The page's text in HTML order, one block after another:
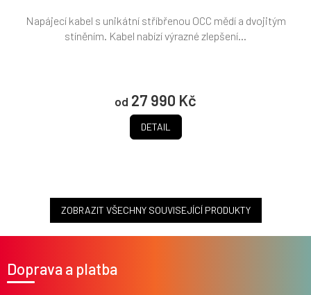
od 27 990 Kč
DETAIL
Napájecí kabel s unikátní stříbřenou OCC mědí a dvojitým
stíněním. Kabel nabízí výrazné zlepšení...
ZOBRAZIT VŠECHNY SOUVISEJÍCÍ PRODUKTY
Doprava a platba